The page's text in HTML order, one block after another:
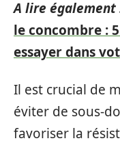
A lire également
le concombre :
essayer dans
Il est crucial de
éviter de sous-
favoriser la